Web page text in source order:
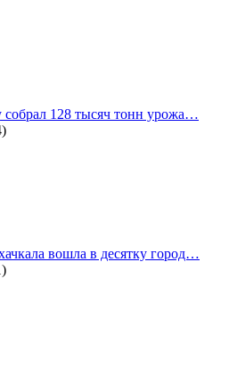
собрал 128 тысяч тонн урожа…
вошла в десятку город…